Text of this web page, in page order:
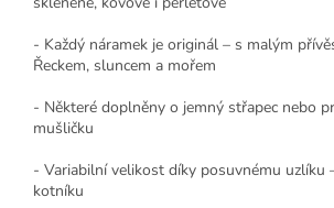
- Každý náramek je originál – s malým
Řeckem, sluncem a mořem
- Některé doplněny o jemný střapec nebo
mušličku
- Variabilní velikost díky posuvnému uzlíku
kotníku